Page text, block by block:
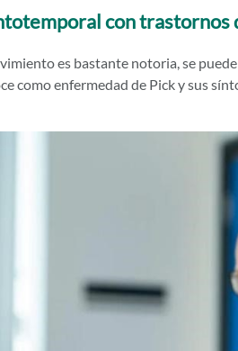
con trastornos
es bastante notoria, se
como enfermedad de Pick y sus